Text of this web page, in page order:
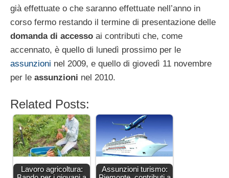
già effettuate o che saranno effettuate nell’anno in
corso fermo restando il termine di presentazione delle
domanda di accesso ai contributi che, come
accennato, è quello di lunedì prossimo per le
assunzioni nel 2009, e quello di giovedì 11 novembre
per le assunzioni nel 2010.
Related Posts:
Lavoro agricoltura:
Assunzioni turismo: